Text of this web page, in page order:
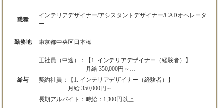
職種
インテリアデザイナー/アシスタントデザイナー/CADオペレータ
ー
勤務地 東京都中央区日本橋
給与
正社員（中途）：
【1. インテリアデザイナー（経験者）】
月給 350,000円～
※上記には固定残業代（87,000円／45時間分）
を含みます。超過分は別途全額支給します。
※経験・能力を最大限考慮の上、当社規定によ
り優遇いたします。
契約社員：
【1. インテリアデザイナー（経験者）】
月給 350,000円～
※上記には固定残業代（87,000円／45時間分）を含み
長期アルバイト： 時給：1,300円以上